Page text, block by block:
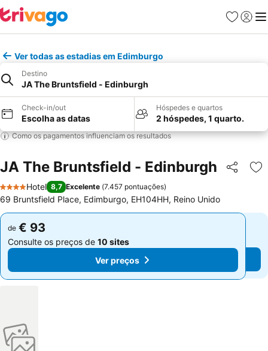
Favoritos
Iniciar
Ver todas as estadias em Edimburgo
Destino
JA The Bruntsfield - Edinburgh
Check-in/out
Escolha as datas
Hóspedes e quartos
2 hóspedes, 1 quarto.
Como os pagamentos influenciam os resultados
JA The Bruntsfield - Edinburgh Partilhar
4 Estrelas
Hotel 8,7 Excelente (7.457 pontuações)
69 Bruntsfield Place, Edimburgo, EH104HH, Reino Unido
de € 93
Consulte os preços de 10 sites
Ver preços
de € 93
Consulte os preços de 10 sites
Ver preços